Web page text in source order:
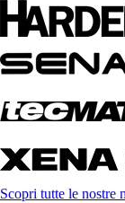
Scopri tutte le nostre